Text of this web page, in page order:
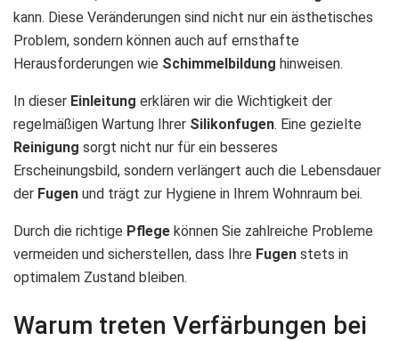
kann. Diese Veränderungen sind nicht nur ein ästhetisches
Problem, sondern können auch auf ernsthafte
Herausforderungen wie Schimmelbildung hinweisen.
In dieser Einleitung erklären wir die Wichtigkeit der
regelmäßigen Wartung Ihrer Silikonfugen. Eine gezielte
Reinigung sorgt nicht nur für ein besseres
Erscheinungsbild, sondern verlängert auch die Lebensdauer
der Fugen und trägt zur Hygiene in Ihrem Wohnraum bei.
Durch die richtige Pflege können Sie zahlreiche Probleme
vermeiden und sicherstellen, dass Ihre Fugen stets in
optimalem Zustand bleiben.
Warum treten Verfärbungen bei